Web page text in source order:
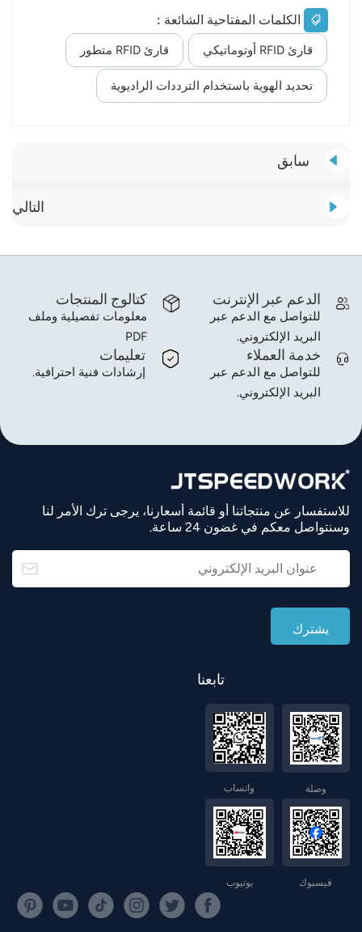
الكلمات المفتاحية الشائعة :
قارئ RFID أوتوماتيكي قارئ RFID متطور
تحديد الهوية باستخدام الترددات الراديوية
سابق
التالي
كتالوج المنتجات
معلومات تفصيلية وملف
PDF
الدعم عبر الإنترنت
للتواصل مع الدعم عبر
البريد الإلكتروني.
تعليمات
إرشادات فنية احترافية.
خدمة العملاء
للتواصل مع الدعم عبر
البريد الإلكتروني.
للاستفسار عن منتجاتنا أو قائمة أسعارنا، يرجى ترك الأمر لنا
وسنتواصل معكم في غضون 24 ساعة.
تابعنا
واتساب وصلة
يوتيوب فيسبوك